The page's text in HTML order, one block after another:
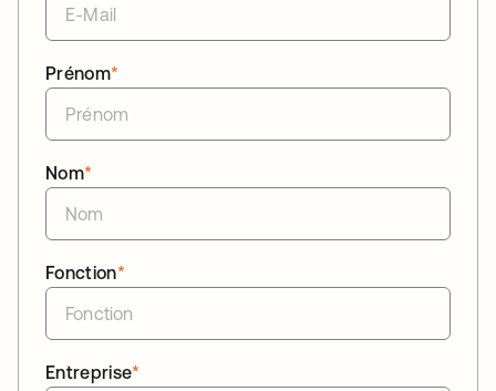
*
Prénom
*
Nom
*
Fonction
*
Entreprise